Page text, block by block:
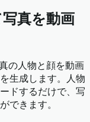
真を動画
の人物と顔を動画
生成します。人物
ドするだけで、写
できます。